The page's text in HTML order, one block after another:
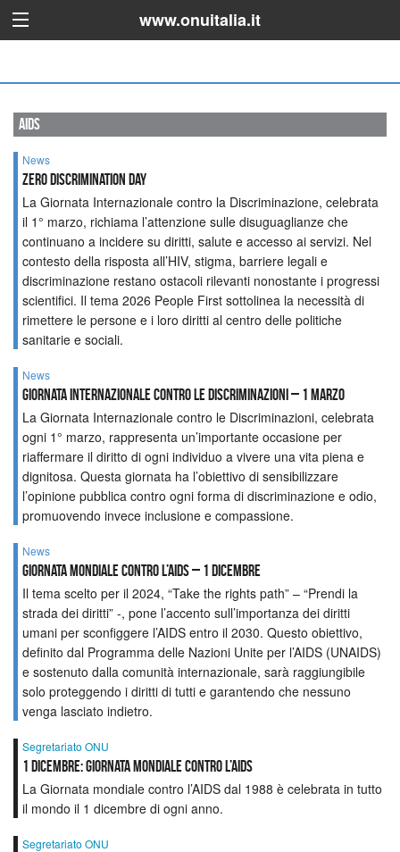
www.onuitalia.it
aids
News
ZERO DISCRIMINATION DAY
La Giornata Internazionale contro la Discriminazione, celebrata
il 1° marzo, richiama l’attenzione sulle disuguaglianze che
continuano a incidere su diritti, salute e accesso ai servizi. Nel
contesto della risposta all’HIV, stigma, barriere legali e
discriminazione restano ostacoli rilevanti nonostante i progressi
scientifici. Il tema 2026 People First sottolinea la necessità di
rimettere le persone e i loro diritti al centro delle politiche
sanitarie e sociali.
News
Giornata Internazionale contro le Discriminazioni – 1 marzo
La Giornata Internazionale contro le Discriminazioni, celebrata
ogni 1° marzo, rappresenta un’importante occasione per
riaffermare il diritto di ogni individuo a vivere una vita piena e
dignitosa. Questa giornata ha l’obiettivo di sensibilizzare
l’opinione pubblica contro ogni forma di discriminazione e odio,
promuovendo invece inclusione e compassione.
News
Giornata mondiale contro l’AIDS – 1 dicembre
Il tema scelto per il 2024, “Take the rights path” – “Prendi la
strada dei diritti” -, pone l’accento sull’importanza dei diritti
umani per sconfiggere l’AIDS entro il 2030. Questo obiettivo,
definito dal Programma delle Nazioni Unite per l’AIDS (UNAIDS)
e sostenuto dalla comunità internazionale, sarà raggiungibile
solo proteggendo i diritti di tutti e garantendo che nessuno
venga lasciato indietro.
Segretariato ONU
1 dicembre: Giornata Mondiale contro l’AIDS
La Giornata mondiale contro l’AIDS dal 1988 è celebrata in tutto
il mondo il 1 dicembre di ogni anno.
Segretariato ONU